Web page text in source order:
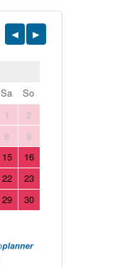
Sa
So
1
2
8
9
15
16
22
23
29
30